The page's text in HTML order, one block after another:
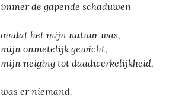
immer de gapende schaduwen
omdat het mijn natuur was,
mijn onmetelijk gewicht,
mijn neiging tot daadwerkelijkheid,
was er niemand.